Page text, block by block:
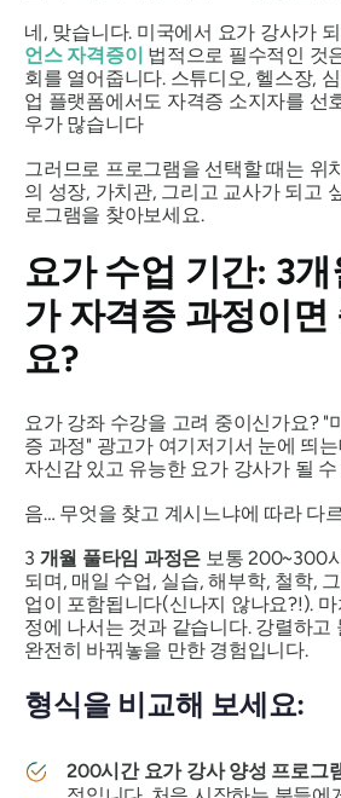
네, 맞습니다. 미국에서 요가 강사가
언스자격증이 법적으로 필수적인 것
회를 열어줍니다. 스튜디오, 헬스장,
업 플랫폼에서도 자격증 소지자를 선
우가 많습니다
그러므로 프로그램을 선택할 때는 위
의 성장, 가치관, 그리고 교사가 되고
로그램을 찾아보세요.
요가 수업 기간: 3
가 자격증 과정이면
요?
요가 강좌 수강을 고려 중이신가요? "
증 과정" 광고가 여기저기서 눈에 띄
자신감 있고 유능한 요가 강사가 될
음… 무엇을 찾고 계시느냐에 따라 다
3 개월 풀타임 과정은 보통 200~300
되며, 매일 수업, 실습, 해부학, 철학,
업이 포함됩니다(신나지 않나요?!).
정에 나서는 것과 같습니다. 강렬하고
완전히 바꿔놓을 만한 경험입니다.
형식을 비교해 보세요:
200시간 요가 강사 양성 프로그